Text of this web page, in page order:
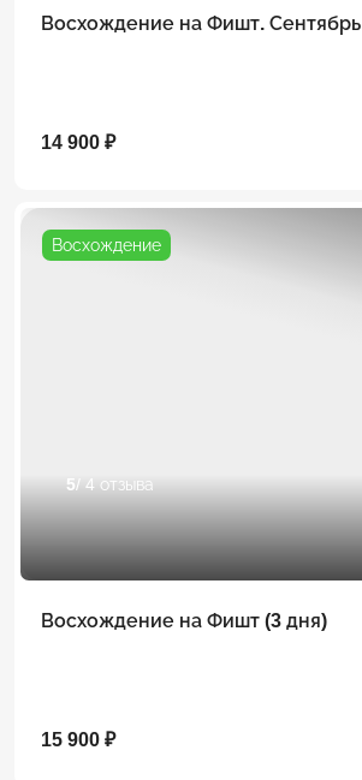
Восхождение на Фишт. Сентябрь
14 900 ₽
Восхождение
5/ 4 отзыва
Восхождение на Фишт (3 дня)
15 900 ₽